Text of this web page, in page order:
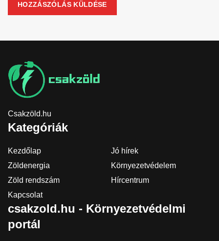
Csakzöld.hu
Kategóriák
Kezdőlap
Jó hírek
Zöldenergia
Környezetvédelem
Zöld rendszám
Hírcentrum
Kapcsolat
csakzold.hu - Környezetvédelmi
portál